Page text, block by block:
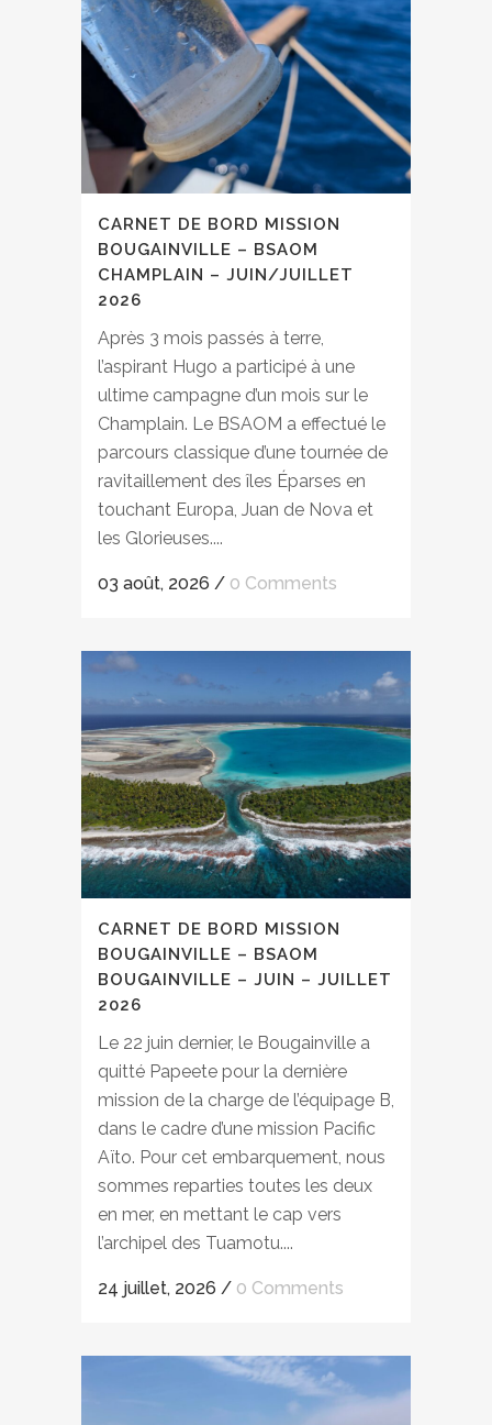
CARNET DE BORD MISSION
BOUGAINVILLE – BSAOM
CHAMPLAIN – JUIN/JUILLET
2026
Après 3 mois passés à terre,
l’aspirant Hugo a participé à une
ultime campagne d’un mois sur le
Champlain. Le BSAOM a effectué le
parcours classique d’une tournée de
ravitaillement des îles Éparses en
touchant Europa, Juan de Nova et
les Glorieuses....
03 août, 2026 / 0 Comments
CARNET DE BORD MISSION
BOUGAINVILLE – BSAOM
BOUGAINVILLE – JUIN – JUILLET
2026
Le 22 juin dernier, le Bougainville a
quitté Papeete pour la dernière
mission de la charge de l’équipage B,
dans le cadre d’une mission Pacific
Aïto. Pour cet embarquement, nous
sommes reparties toutes les deux
en mer, en mettant le cap vers
l’archipel des Tuamotu....
24 juillet, 2026 / 0 Comments